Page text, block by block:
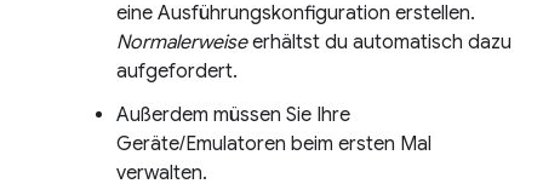
eine Ausführungskonfiguration erstellen.
Normalerweiseerhältst du automatisch dazu
aufgefordert.
Außerdem müssen Sie Ihre
Geräte/Emulatoren beim ersten Mal
verwalten.